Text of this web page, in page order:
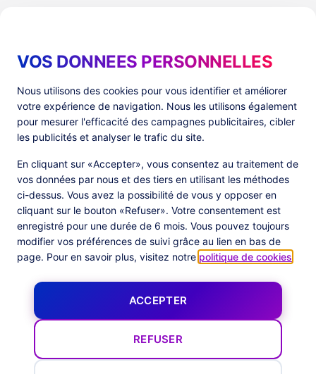
VOS DONNEES PERSONNELLES
Nous utilisons des cookies pour vous identifier et améliorer
votre expérience de navigation. Nous les utilisons également
pour mesurer l'efficacité des campagnes publicitaires, cibler
les publicités et analyser le trafic du site.
En cliquant sur «Accepter», vous consentez au traitement de
vos données par nous et des tiers en utilisant les méthodes
ci-dessus. Vous avez la possibilité de vous y opposer en
cliquant sur le bouton «Refuser». Votre consentement est
enregistré pour une durée de 6 mois. Vous pouvez toujours
modifier vos préférences de suivi grâce au lien en bas de
page. Pour en savoir plus, visitez notre politique de cookies
ACCEPTER
REFUSER
Produits
PlatformX Server-Side Tracking
Adloop Media Optimisation
PlatformX Real Time CDP
Ressources
The ⚛ Quantum Lounge
Customer Stories
Fiches Produits
Société
À Propos
Notre Équipe
Certification Commanders Act
Actualités
Data Centers in
European Union
Follow us
FacebookYouTube